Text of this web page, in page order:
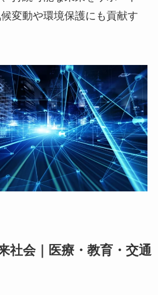
変動や環境保護にも貢献す
社会｜医療・教育・交通